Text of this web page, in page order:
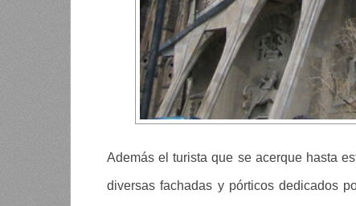
Además el turista que se acerque hasta
diversas fachadas y pórticos dedicados